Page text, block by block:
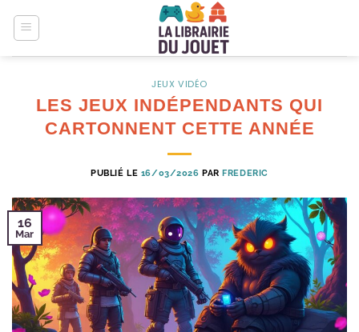
JEUX VIDÉO
LES JEUX INDÉPENDANTS QUI
CARTONNENT CETTE ANNÉE
PUBLIÉ LE 16/03/2026 PARFREDERIC
16
Mar